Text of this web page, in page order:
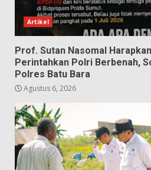
Artikel
Prof. Sutan Nasomal
Perintahkan Polri Berbenah,
Polres Batu Bara
Agustus 6, 2026